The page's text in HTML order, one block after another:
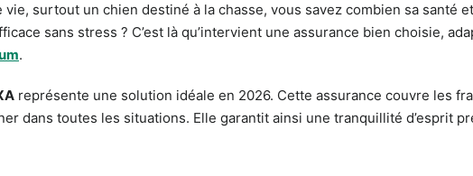
surtout un chien destiné à la chasse, vous savez combien sa santé
sans stress ? C’est là qu’intervient une assurance bien choisie,
.
représente une solution idéale en 2026. Cette assurance couvre les
dans toutes les situations. Elle garantit ainsi une tranquillité d’esprit